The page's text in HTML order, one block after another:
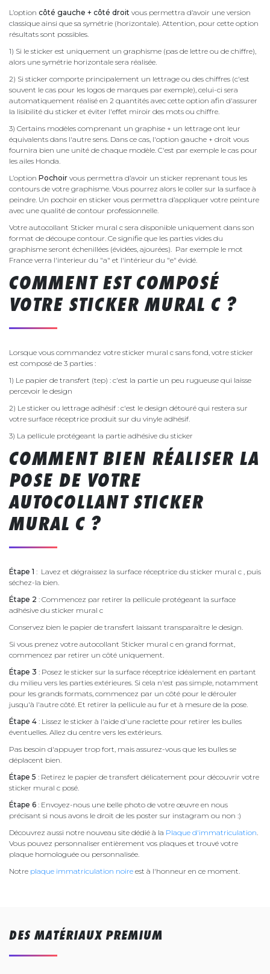
L’option côté gauche + côté droit vous permettra d’avoir une version
classique ainsi que sa symétrie (horizontale). Attention, pour cette option
résultats sont possibles.
1) Si le sticker est uniquement un graphisme (pas de lettre ou de chiffre),
alors une symétrie horizontale sera réalisée.
2) Si sticker comporte principalement un lettrage ou des chiffres (c'est
souvent le cas pour les logos de marques par exemple), celui-ci sera
automatiquement réalisé en 2 quantités avec cette option afin d'assurer
la lisibilité du sticker et éviter l'effet miroir des mots ou chiffre.
3) Certains modèles comprenant un graphise + un lettrage ont leur
équivalents dans l'autre sens. Dans ce cas, l'option gauche + droit vous
fournira bien une unité de chaque modèle. C'est par exemple le cas pour
les ailes Honda.
L’option Pochoir vous permettra d’avoir un sticker reprenant tous les
contours de votre graphisme. Vous pourrez alors le coller sur la surface à
peindre. Un pochoir en sticker vous permettra d’appliquer votre peinture
avec une qualité de contour professionnelle.
Votre autocollant Sticker mural c sera disponible uniquement dans son
format de découpe contour. Ce signifie que les parties vides du
graphisme seront échenillées (évidées, ajourées). Par exemple le mot
France verra l'interieur du "a" et l'intérieur du "e" évidé.
COMMENT EST COMPOSÉ
VOTRE STICKER MURAL C ?
Lorsque vous commandez votre sticker mural c sans fond, votre sticker
est composé de 3 parties :
1) Le papier de transfert (tep) : c'est la partie un peu rugueuse qui laisse
percevoir le design
2) Le sticker ou lettrage adhésif : c'est le design détouré qui restera sur
votre surface réceptrice produit sur du vinyle adhésif.
3) La pellicule protégeant la partie adhésive du sticker
COMMENT BIEN RÉALISER LA
POSE DE VOTRE
AUTOCOLLANT STICKER
MURAL C ?
Étape 1 : Lavez et dégraissez la surface réceptrice du sticker mural c , puis
séchez-la bien.
Étape 2 : Commencez par retirer la pellicule protégeant la surface
adhésive du sticker mural c
Conservez bien le papier de transfert laissant transparaître le design.
Si vous prenez votre autocollant Sticker mural c en grand format,
commencez par retirer un côté uniquement.
Étape 3 : Posez le sticker sur la surface réceptrice idéalement en partant
du milieu vers les parties extérieures. Si cela n'est pas simple, notamment
pour les grands formats, commencez par un côté pour le dérouler
jusqu'à l'autre côté. Et retirer la pellicule au fur et à mesure de la pose.
Étape 4 : Lissez le sticker à l'aide d'une raclette pour retirer les bulles
éventuelles. Allez du centre vers les extérieurs.
Pas besoin d'appuyer trop fort, mais assurez-vous que les bulles se
déplacent bien.
Étape 5 : Retirez le papier de transfert délicatement pour découvrir votre
sticker mural c posé.
Étape 6 : Envoyez-nous une belle photo de votre œuvre en nous
précisant si nous avons le droit de les poster sur instagram ou non :)
Découvrez aussi notre nouveau site dédié à la Plaque d'immatriculation
Vous pouvez personnaliser entièrement vos plaques et trouvé votre
plaque homologuée ou personnalisée.
Notre plaque immatriculation noire est à l'honneur en ce moment.
DES MATÉRIAUX PREMIUM